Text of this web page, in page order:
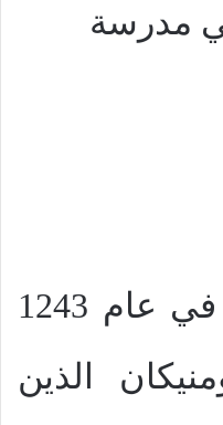
مدرسة
انف أسرته انضم في عام 1243
الذين